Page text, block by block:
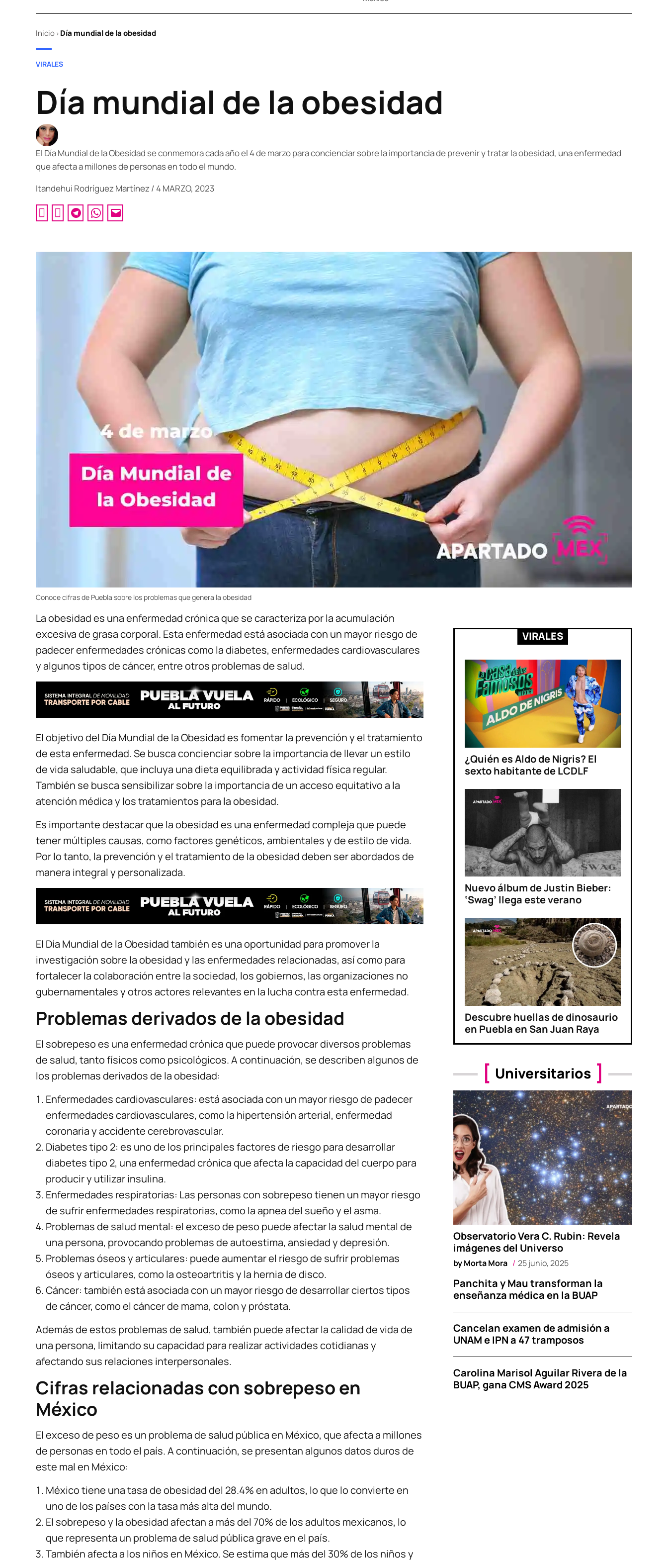
Inicio > Día mundial de la obesidad
POSTED
VIRALES
Día mundial de la obesidad
El Día Mundial de la Obesidad se conmemora cada año el 4 de marzo para concienciar sobre la importancia de prevenir y tratar la obesidad, una enfermedad
que afecta a millones de personas en todo el mundo.
Itandehui Rodríguez Martínez / 4 MARZO, 2023
Conoce cifras de Puebla sobre los problemas que genera la obesidad
La obesidad es una enfermedad crónica que se caracteriza por la acumulación
excesiva de grasa corporal. Esta enfermedad está asociada con un mayor riesgo de
padecer enfermedades crónicas como la diabetes, enfermedades cardiovasculares
y algunos tipos de cáncer, entre otros problemas de salud.
El objetivo del Día Mundial de la Obesidad es fomentar la prevención y el tratamiento
de esta enfermedad. Se busca concienciar sobre la importancia de llevar un estilo
de vida saludable, que incluya una dieta equilibrada y actividad física regular.
También se busca sensibilizar sobre la importancia de un acceso equitativo a la
atención médica y los tratamientos para la obesidad.
Es importante destacar que la obesidad es una enfermedad compleja que puede
tener múltiples causas, como factores genéticos, ambientales y de estilo de vida.
Por lo tanto, la prevención y el tratamiento de la obesidad deben ser abordados de
manera integral y personalizada.
El Día Mundial de la Obesidad también es una oportunidad para promover la
investigación sobre la obesidad y las enfermedades relacionadas, así como para
fortalecer la colaboración entre la sociedad, los gobiernos, las organizaciones no
gubernamentales y otros actores relevantes en la lucha contra esta enfermedad.
Problemas derivados de la obesidad
El sobrepeso es una enfermedad crónica que puede provocar diversos problemas
de salud, tanto físicos como psicológicos. A continuación, se describen algunos de
los problemas derivados de la obesidad:
Enfermedades cardiovasculares: está asociada con un mayor riesgo de padecer
enfermedades cardiovasculares, como la hipertensión arterial, enfermedad
coronaria y accidente cerebrovascular.
Diabetes tipo 2: es uno de los principales factores de riesgo para desarrollar
diabetes tipo 2, una enfermedad crónica que afecta la capacidad del cuerpo para
producir y utilizar insulina.
Enfermedades respiratorias: Las personas con sobrepeso tienen un mayor riesgo
de sufrir enfermedades respiratorias, como la apnea del sueño y el asma.
Problemas de salud mental: el exceso de peso puede afectar la salud mental de
una persona, provocando problemas de autoestima, ansiedad y depresión.
Problemas óseos y articulares: puede aumentar el riesgo de sufrir problemas
óseos y articulares, como la osteoartritis y la hernia de disco.
Cáncer: también está asociada con un mayor riesgo de desarrollar ciertos tipos
de cáncer, como el cáncer de mama, colon y próstata.
Además de estos problemas de salud, también puede afectar la calidad de vida de
una persona, limitando su capacidad para realizar actividades cotidianas y
afectando sus relaciones interpersonales.
Cifras relacionadas con sobrepeso en
México
El exceso de peso es un problema de salud pública en México, que afecta a millones
de personas en todo el país. A continuación, se presentan algunos datos duros de
este mal en México:
México tiene una tasa de obesidad del 28.4% en adultos, lo que lo convierte en
uno de los países con la tasa más alta del mundo.
El sobrepeso y la obesidad afectan a más del 70% de los adultos mexicanos, lo
que representa un problema de salud pública grave en el país.
También afecta a los niños en México. Se estima que más del 30% de los niños y
VIRALES
¿Quién es Aldo de Nigris? El
sexto habitante de LCDLF
Nuevo álbum de Justin Bieber:
‘Swag’ llega este verano
Descubre huellas de dinosaurio
en Puebla en San Juan Raya
Universitarios
Observatorio Vera C. Rubin: Revela
imágenes del Universo
byMorta Mora 25 junio, 2025
Panchita y Mau transforman la
enseñanza médica en la BUAP
Cancelan examen de admisión a
UNAM e IPN a 47 tramposos
Carolina Marisol Aguilar Rivera de la
BUAP, gana CMS Award 2025